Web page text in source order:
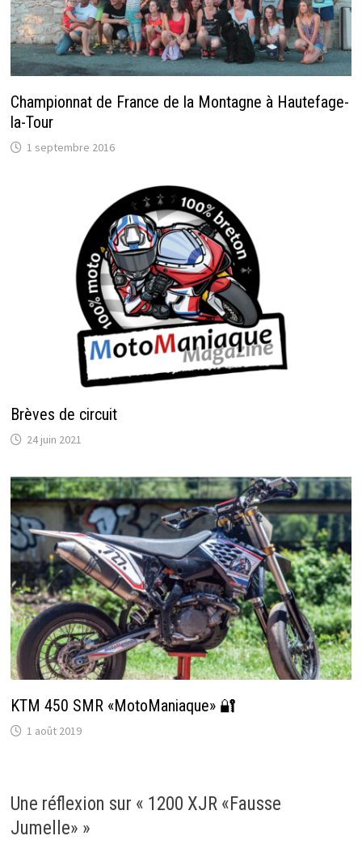
Championnat de France de la Montagne à Hautefage-
la-Tour
1 septembre 2016
Brèves de circuit
24 juin 2021
KTM 450 SMR «MotoManiaque» 🔐
1 août 2019
Une réflexion sur « 1200 XJR «Fausse
Jumelle» »